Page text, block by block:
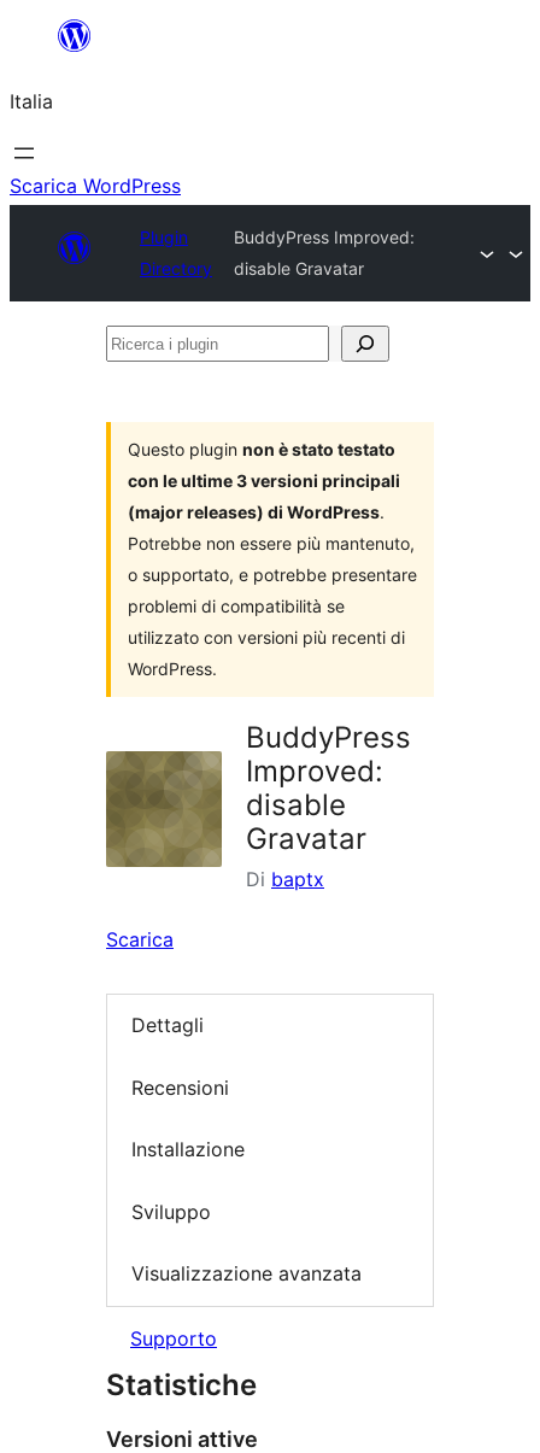
contenuto
Italia
Scarica WordPress
Plugin
Directory
BuddyPress Improved:
disable Gravatar
Ricerca
Questo plugin non è stato testato
con le ultime 3 versioni principali
(major releases) di WordPress.
Potrebbe non essere più mantenuto,
o supportato, e potrebbe presentare
problemi di compatibilità se
utilizzato con versioni più recenti di
WordPress.
BuddyPress
Improved:
disable
Gravatar
Di baptx
Scarica
Dettagli
Recensioni
Installazione
Sviluppo
Visualizzazione avanzata
Supporto
Statistiche
Versioni attive